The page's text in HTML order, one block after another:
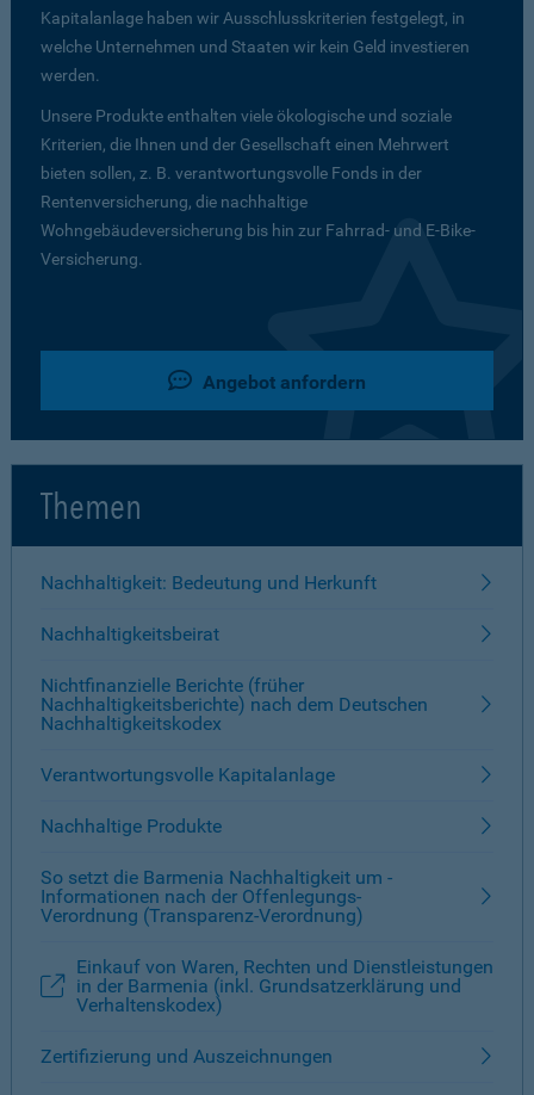
Kapitalanlage haben wir Ausschlusskriterien festgelegt, in
welche Unternehmen und Staaten wir kein Geld investieren
werden.
Unsere Produkte enthalten viele ökologische und soziale
Kriterien, die Ihnen und der Gesellschaft einen Mehrwert
bieten sollen, z. B. verantwortungsvolle Fonds in der
Rentenversicherung, die nachhaltige
Wohngebäudeversicherung bis hin zur Fahrrad- und E-Bike-
Versicherung.
Angebot anfordern
Themen
Nachhaltigkeit: Bedeutung und Herkunft
Nachhaltigkeitsbeirat
Nichtfinanzielle Berichte (früher
Nachhaltigkeitsberichte) nach dem Deutschen
Nachhaltigkeitskodex
Verantwortungsvolle Kapitalanlage
Nachhaltige Produkte
So setzt die Barmenia Nachhaltigkeit um -
Informationen nach der Offenlegungs-
Verordnung (Transparenz-Verordnung)
Einkauf von Waren, Rechten und Dienstleistungen
in der Barmenia (inkl. Grundsatzerklärung und
Verhaltenskodex)
Zertifizierung und Auszeichnungen